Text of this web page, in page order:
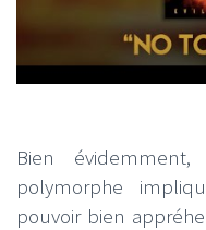
Bien
polymorphe
pouvoir bien